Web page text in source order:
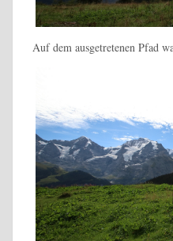
Auf dem ausgetretenen Pfad